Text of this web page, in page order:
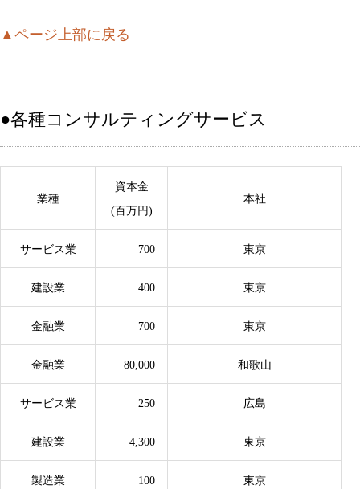
▲ページ上部に戻る
●各種コンサルティングサービス
業種
資本金
(百万円)
本社
サービス業 700 東京
建設業 400 東京
金融業 700 東京
金融業 80,000 和歌山
サービス業 250 広島
建設業 4,300 東京
製造業 100 東京